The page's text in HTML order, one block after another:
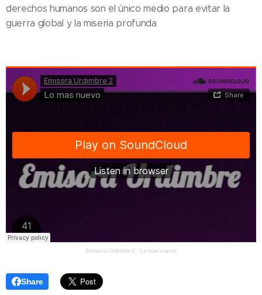
derechos humanos son el único medio para evitar la
guerra global y la miseria profunda
Emisora Urdimbre 2 · Lo mas nuevo
Share